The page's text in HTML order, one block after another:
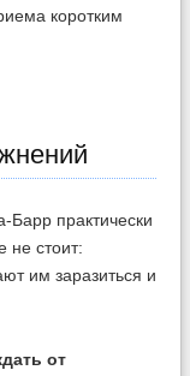
коротким
практически
не стоит:
им заразиться и
от